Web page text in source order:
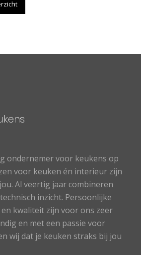
ondernemer voor keukens op
voor keuken én interieur zijn
Al veertig jaar combineren
inzicht. Persoonlijke
en kwaliteit zijn voor ons zeer
en met een passie voor
wij dat je keuken straks bij jou